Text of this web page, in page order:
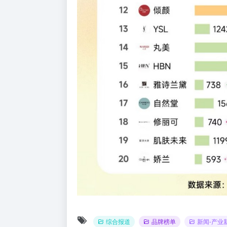
综合报道 品牌榜单 新闻-产业